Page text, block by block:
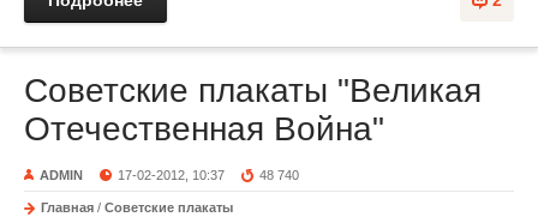
Советские плакаты "Великая
Отечественная Война"
ADMIN 17-02-2012, 10:37 48 740
Главная / Советские плакаты